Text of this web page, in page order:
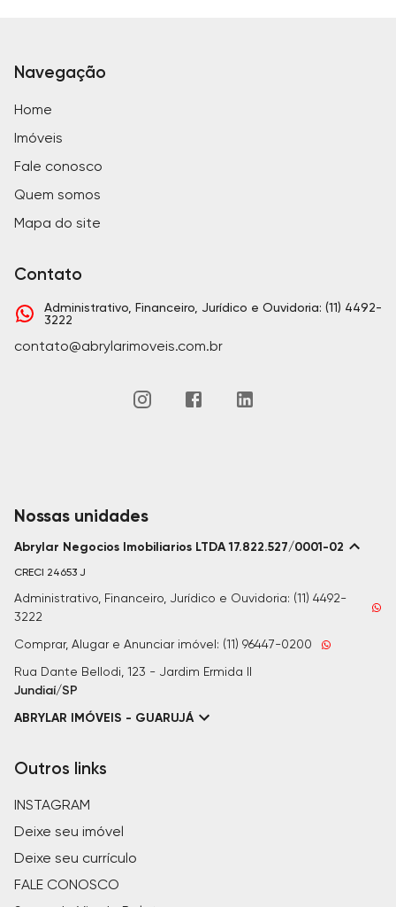
Navegação
Home
Imóveis
Fale conosco
Quem somos
Mapa do site
Contato
Administrativo, Financeiro, Jurídico e Ouvidoria: (11) 4492-
3222
contato@abrylarimoveis.com.br
Nossas unidades
Abrylar Negocios Imobiliarios LTDA 17.822.527/0001-02
CRECI 24653 J
Administrativo, Financeiro, Jurídico e Ouvidoria: (11) 4492-
3222
Comprar, Alugar e Anunciar imóvel: (11) 96447-0200
Rua Dante Bellodi, 123 - Jardim Ermida II
Jundiaí/SP
ABRYLAR IMÓVEIS - GUARUJÁ
Outros links
INSTAGRAM
Deixe seu imóvel
Deixe seu currículo
FALE CONOSCO